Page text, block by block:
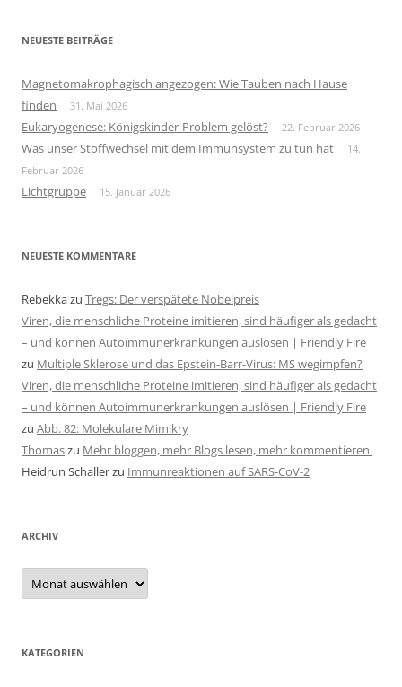
NEUESTE BEITRÄGE
Magnetomakrophagisch angezogen: Wie Tauben nach Hause
finden
31. Mai 2026
Eukaryogenese: Königskinder-Problem gelöst? 22. Februar 2026
Was unser Stoffwechsel mit dem Immunsystem zu tun hat
14.
Februar 2026
Lichtgruppe 15. Januar 2026
NEUESTE KOMMENTARE
Rebekkazu Tregs: Der verspätete Nobelpreis
Viren, die menschliche Proteine imitieren, sind häufiger als gedacht
– und können Autoimmunerkrankungen auslösen | Friendly Fire
zu Multiple Sklerose und das Epstein-Barr-Virus: MS wegimpfen?
Viren, die menschliche Proteine imitieren, sind häufiger als gedacht
– und können Autoimmunerkrankungen auslösen | Friendly Fire
zu Abb. 82: Molekulare Mimikry
Thomaszu Mehr bloggen, mehr Blogs lesen, mehr kommentieren.
Heidrun Schallerzu Immunreaktionen auf SARS-CoV-2
ARCHIV
Archiv
KATEGORIEN